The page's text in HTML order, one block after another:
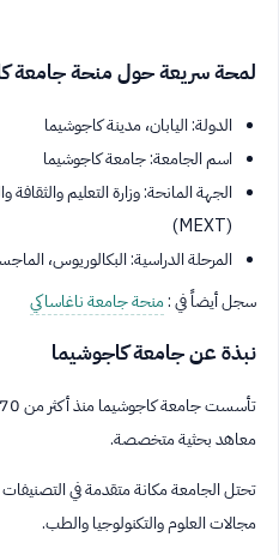
لمحة سريعة حول منحة جامعة
الدولة: اليابان، مدينة كاجوشيما
اسم الجامعة: جامعة كاجوشيما
الجهة المانحة: وزارة التعليم والثقافة
(MEXT)
المرحلة الدراسية: البكالوريوس،
سجل أيضاً في :منحة جامعة ناغاساكي
نبذة عن جامعة كاجوشيما
معاهد بحثية متخصصة.
تحتل الجامعة مكانة متقدمة في التصنيفات
مجالات العلوم والتكنولوجيا والطب.